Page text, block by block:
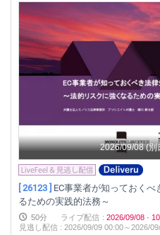
2026/09/08 (別
[ 26123 ] EC事業者が知っておく
るための実践的法務～
50分 ライブ配信 : 2026/09/08 ·
見逃し配信 :2026/09/09 00:00～2026/